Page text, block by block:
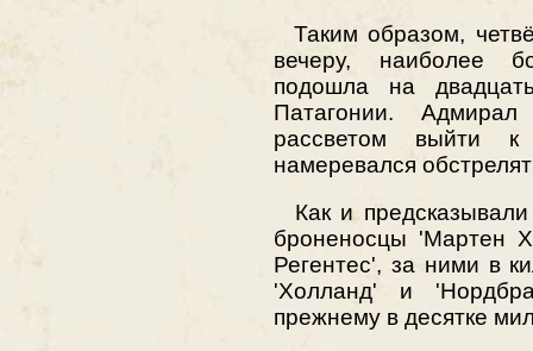
Таким образом,
вечеру, наиболее
подошла на
Патагонии.
рассветом выйти к
намеревался
Как и
броненосцы 'Мартен
Регентес', за ними в
'Холланд' и
прежнему в десятке